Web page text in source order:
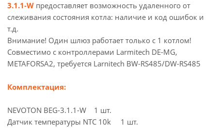
3.1.1-W предоставляет возможность удаленного от
слеживания состояния котла: наличие и код ошибок и
т.д.
Внимание! Один шлюз работает только с 1 котлом!
Совместимо с контроллерами Larmitech DE-MG,
METAFORSA2, требуется Larnitech BW-RS485/DW-RS485
Комплектация:
NEVOTON BEG-3.1.1-W 1 шт.
Датчик температуры NTC 10k 1 шт.